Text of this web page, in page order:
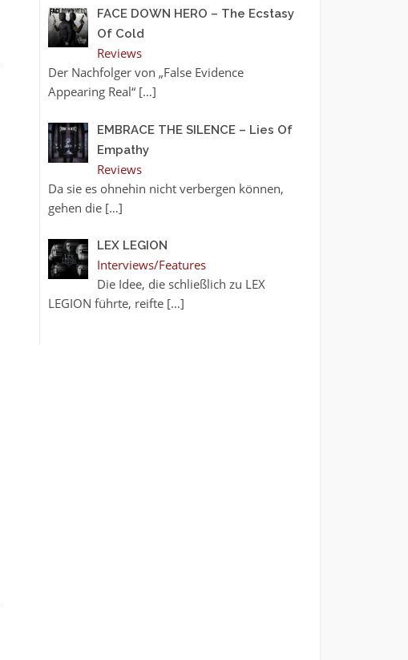
FACE DOWN HERO – The Ecstasy
Of Cold
Reviews
Der Nachfolger von „False Evidence
Appearing Real“ […]
EMBRACE THE SILENCE – Lies Of
Empathy
Reviews
Da sie es ohnehin nicht verbergen können,
gehen die […]
LEX LEGION
Interviews/Features
Die Idee, die schließlich zu LEX
LEGION führte, reifte […]